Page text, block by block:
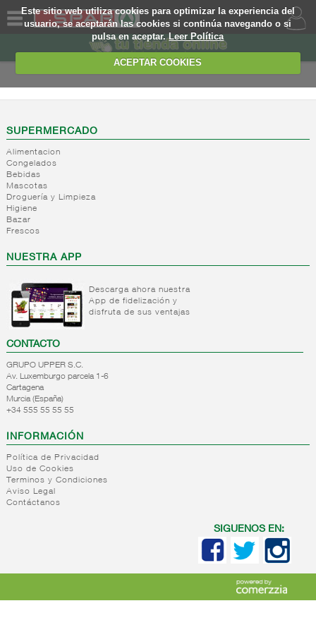
Este sitio web utiliza cookies para optimizar la experiencia del
usuario, se aceptarán las cookies si continúa navegando o si
pulsa en aceptar.Leer Política
ACEPTAR COOKIES
SOMOS
WEB
EJEMPLO
SUPERMERCADO
Alimentacion
Congelados
Bebidas
Mascotas
Droguería y Limpieza
Higiene
Bazar
Frescos
NUESTRA APP
Descarga ahora nuestra
App de fidelización y
disfruta de sus ventajas
CONTACTO
GRUPO UPPER S.C.
Av. Luxemburgo parcela 1-6
Cartagena
Murcia (España)
+34 555 55 55 55
INFORMACIÓN
Política de Privacidad
Uso de Cookies
Terminos y Condiciones
Aviso Legal
Contáctanos
SIGUENOS EN: